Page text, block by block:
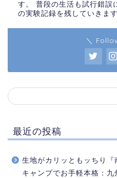
す。 普段の生活も試行錯誤
の実験記録を残していきます
＼
最近の投稿
生地がカリッともッちり
キャンプでお手軽本格：九